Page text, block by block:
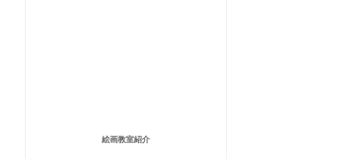
絵画教室紹介